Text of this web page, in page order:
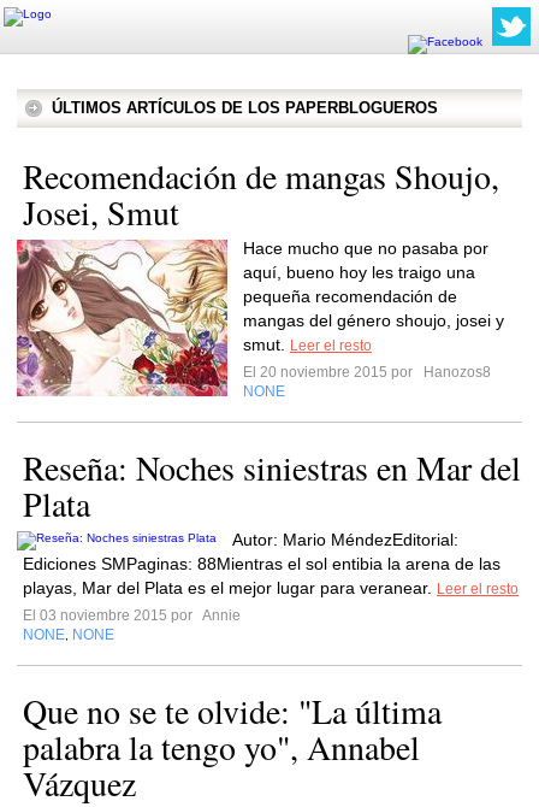
ÚLTIMOS ARTÍCULOS DE LOS PAPERBLOGUEROS
Recomendación de mangas Shoujo,
Josei, Smut
Hace mucho que no pasaba por
aquí, bueno hoy les traigo una
pequeña recomendación de
mangas del género shoujo, josei y
smut.
Leer el resto
El 20 noviembre 2015 por
Hanozos8
NONE
Reseña: Noches siniestras en Mar del
Plata
Autor: Mario MéndezEditorial:
Ediciones SMPaginas: 88Mientras el sol entibia la arena de las
playas, Mar del Plata es el mejor lugar para veranear.
Leer el resto
El 03 noviembre 2015 por Annie
NONE NONE
Que no se te olvide: "La última
palabra la tengo yo", Annabel
Vázquez